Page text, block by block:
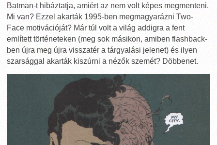
Batman-t hibáztatja, amiért az nem volt képes megmenteni.
Mi van? Ezzel akarták 1995-ben megmagyarázni Two-
Face motivációját? Már túl volt a világ addigra a fent
említett történeteken (meg sok másikon, amiben flashback-
ben újra meg újra visszatér a tárgyalási jelenet) és ilyen
szarsággal akarták kiszúrni a nézők szemét? Döbbenet.